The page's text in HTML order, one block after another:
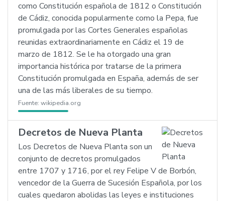
como Constitución española de 1812 o Constitución
de Cádiz, conocida popularmente como la Pepa, fue
promulgada por las Cortes Generales españolas
reunidas extraordinariamente en Cádiz el 19 de
marzo de 1812. Se le ha otorgado una gran
importancia histórica por tratarse de la primera
Constitución promulgada en España, además de ser
una de las más liberales de su tiempo.
Fuente: wikipedia.org
Decretos de Nueva Planta
Los Decretos de Nueva Planta son un
conjunto de decretos promulgados
entre 1707 y 1716, por el rey Felipe V de Borbón,
vencedor de la Guerra de Sucesión Española, por los
cuales quedaron abolidas las leyes e instituciones